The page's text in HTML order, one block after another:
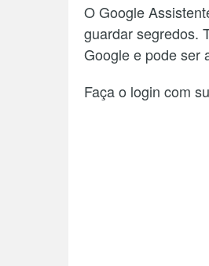
O Google
guardar segredos.
Google e pode ser
Faça o login com